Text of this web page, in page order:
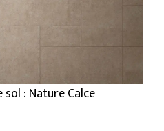
: Nature Calce